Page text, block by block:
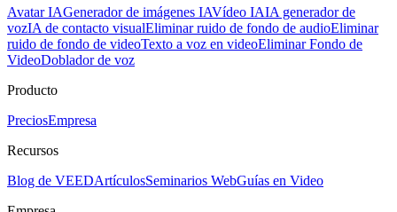
Avatar IAGenerador de imágenes IAVídeo IAIA generador de
vozIA de contacto visualEliminar ruido de fondo de audioEliminar
ruido de fondo de videoTexto a voz en videoEliminar Fondo de
VideoDoblador de voz
Producto
PreciosEmpresa
Recursos
Blog de VEEDArtículosSeminarios WebGuías en Video